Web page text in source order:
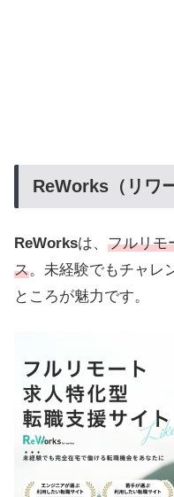
ReWorks（リワ
ReWorksは、 フルリモ
ス。未経験でもチャレ
ところが魅力です。